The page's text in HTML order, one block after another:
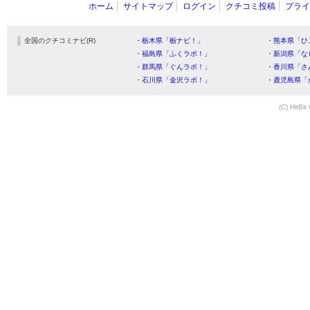
ホーム サイトマップ ログイン クチコミ投稿 プラ
全国のクチコミナビ(R) ・栃木県「栃ナビ！」
・熊本県「
・福島県「ふくラボ！」
・新潟県「
・群馬県「ぐんラボ！」
・香川県「
・石川県「金沢ラボ！」
・鹿児島県
(C) HitBit